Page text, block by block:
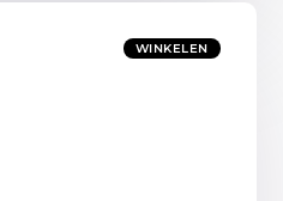
WINKELEN